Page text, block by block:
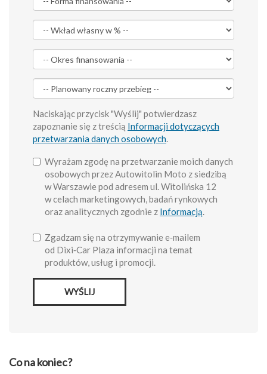
Naciskając przycisk "Wyślij" potwierdzasz
zapoznanie się z treścią Informacji dotyczących
przetwarzania danych osobowych.
Wyrażam zgodę na przetwarzanie moich danych
osobowych przez Autowitolin Moto z siedzibą
w Warszawie pod adresem ul. Witolińska 12
w celach marketingowych, badań rynkowych
oraz analitycznych zgodnie z Informacją.
Zgadzam się na otrzymywanie e‑mailem
od Dixi‑Car Plaza informacji na temat
produktów, usług i promocji.
WYŚLIJ
Co na koniec?